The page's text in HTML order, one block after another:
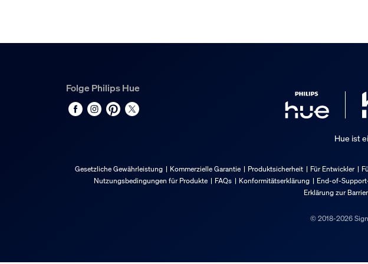
Tischleuchte
EAN/UPC - Produkt
8720169879980
Bruttogewicht
0,54 kg
Folge Philips Hue
Hue ist
Gesetzliche Gewährleistung Kommerzielle Garantie Produktsicherheit Für Entwickler
Nutzungsbedingungen für Produkte
FAQs Konformitätserklärung End-of-
Erklärung zur
© 2018-2026